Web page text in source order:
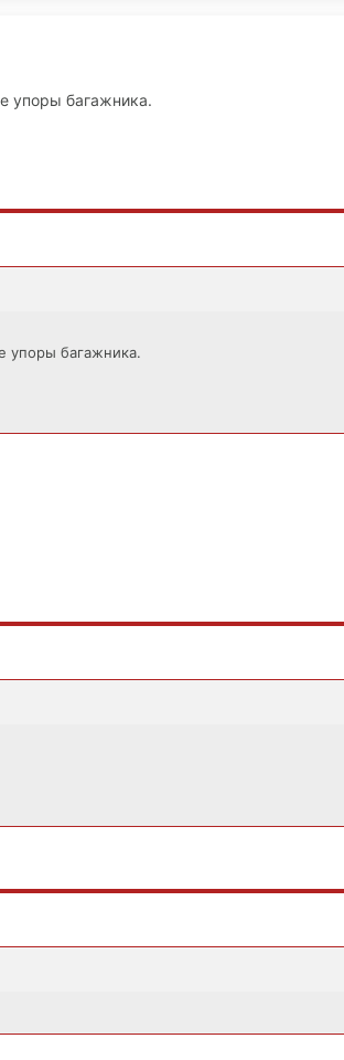
упоры багажника.
упоры багажника.